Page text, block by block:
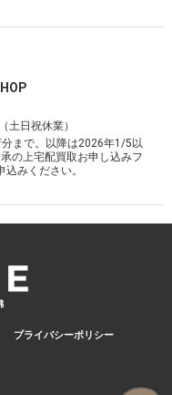
土日祝休業）
まで。以降は2026年1/5以
の上宅配買取お申し込みフ
込みください。
プライバシーポリシー